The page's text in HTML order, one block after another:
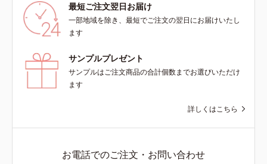
最短ご注文翌日お届け
一部地域を除き、最短でご注文の翌日にお届けいたし
ます
サンプルプレゼント
サンプルはご注文商品の合計個数までお選びいただけ
ます
詳しくはこちら
お電話でのご注文・お問い合わせ